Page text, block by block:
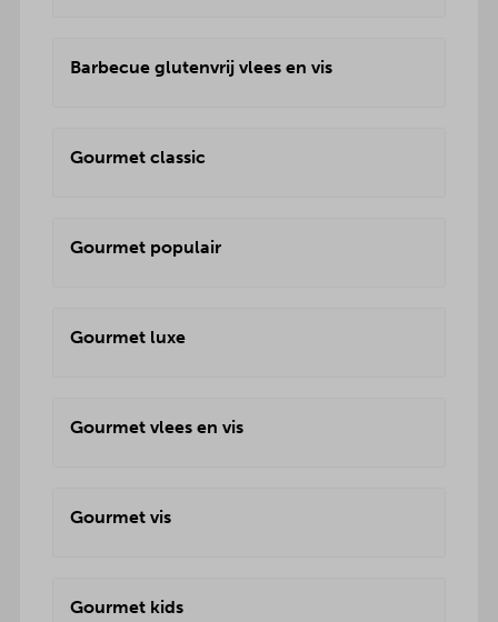
Barbecue glutenvrij vlees en vis
Gourmet classic
Gourmet populair
Gourmet luxe
Gourmet vlees en vis
Gourmet vis
Gourmet kids